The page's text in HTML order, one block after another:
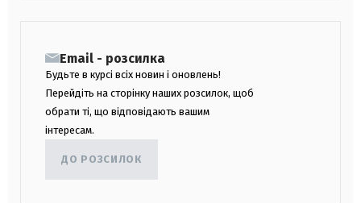
Email - розсилка
Будьте в курсі всіх новин і оновлень!
Перейдіть на сторінку наших розсилок, щоб
обрати ті, що відповідають вашим
інтересам.
ДО РОЗСИЛОК